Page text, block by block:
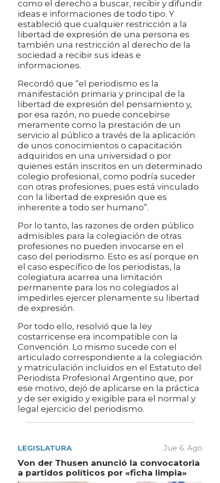
como el derecho a buscar, recibir y difundir
ideas e informaciones de todo tipo. Y
estableció que cualquier restricción a la
libertad de expresión de una persona es
también una restricción al derecho de la
sociedad a recibir sus ideas e
informaciones.
Recordó que “el periodismo es la
manifestación primaria y principal de la
libertad de expresión del pensamiento y,
por esa razón, no puede concebirse
meramente como la prestación de un
servicio al público a través de la aplicación
de unos conocimientos o capacitación
adquiridos en una universidad o por
quienes están inscritos en un determinado
colegio profesional, como podría suceder
con otras profesiones, pues está vinculado
con la libertad de expresión que es
inherente a todo ser humano”.
Por lo tanto, las razones de orden público
admisibles para la colegiación de otras
profesiones no pueden invocarse en el
caso del periodismo. Esto es así porque en
el caso específico de los periodistas, la
colegiatura acarrea una limitación
permanente para los no colegiados al
impedirles ejercer plenamente su libertad
de expresión.
Por todo ello, resolvió que la ley
costarricense era incompatible con la
Convención. Lo mismo sucede con el
articulado correspondiente a la colegiación
y matriculación incluidos en el Estatuto del
Periodista Profesional Argentino que, por
ese motivo, dejó de aplicarse en la práctica
y de ser exigido y exigible para el normal y
legal ejercicio del periodismo.
LEGISLATURA Jue 6. Ago
Von der Thusen anunció la convocatoria
a partidos políticos por «ficha limpia»